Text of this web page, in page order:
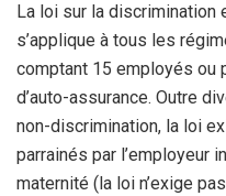
La loi sur la
s’applique à tous les
comptant 15 employés ou
d’auto-assurance. Outre
non-discrimination, la loi
parrainés par l’employeur
maternité (la loi n’exige